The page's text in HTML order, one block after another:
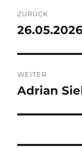
ZURÜCK
Vorheriger
WEITER
Nächster
Adrian